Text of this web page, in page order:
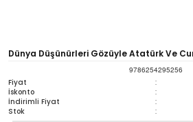
Dünya Düşünürleri Gözüyle Atatürk Ve
9786254295256
Fiyat :
İskonto :
İndirimli Fiyat :
Stok :